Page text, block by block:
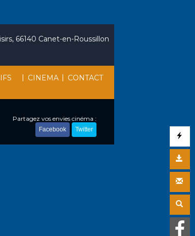
| CINEMA | CONTACT
66140 Canet-en-Roussillon
Partagez vos envies cinéma :
Facebook Twitter